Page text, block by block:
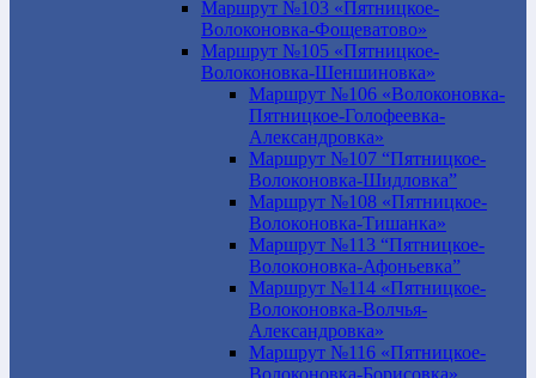
Маршрут №103 «Пятницкое-
Волоконовка-Фощеватово»
Маршрут №105 «Пятницкое-
Волоконовка-Шеншиновка»
Маршрут №106 «Волоконовка-
Пятницкое-Голофеевка-
Александровка»
Маршрут №107 “Пятницкое-
Волоконовка-Шидловка”
Маршрут №108 «Пятницкое-
Волоконовка-Тишанка»
Маршрут №113 “Пятницкое-
Волоконовка-Афоньевка”
Маршрут №114 «Пятницкое-
Волоконовка-Волчья-
Александровка»
Маршрут №116 «Пятницкое-
Волоконовка-Борисовка»